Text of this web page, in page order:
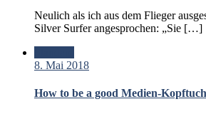
Neulich als ich aus dem Flieger
Silver Surfer angesprochen: „Sie […]
8. Mai 2018
How to be a good Medien-Kopftuch